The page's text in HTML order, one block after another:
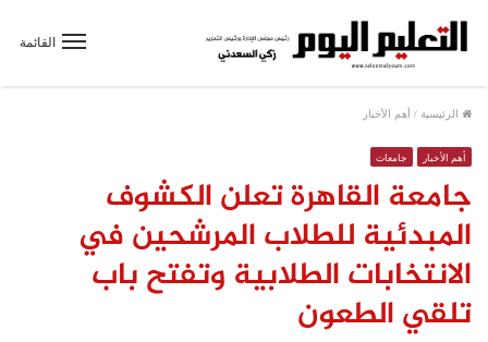
القائمة
الرئيسية / أهم الأخبار
أهم الأخبار جامعات
جامعة القاهرة تعلن الكشوف
المبدئية للطلاب المرشحين في
الانتخابات الطلابية وتفتح باب
تلقي الطعون